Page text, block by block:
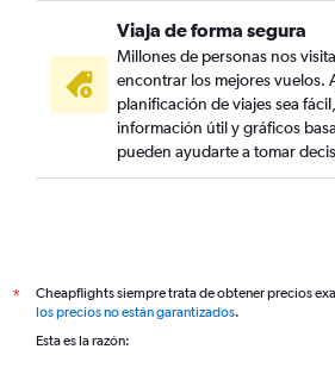
Viaja de forma segura
Millones de personas nos
encontrar los mejores vuelos.
planificación de viajes sea
información útil y gráficos
pueden ayudarte a tomar
*
Cheapflights siempre trata de obtener precios
los precios no están garantizados.
Esta es la razón: